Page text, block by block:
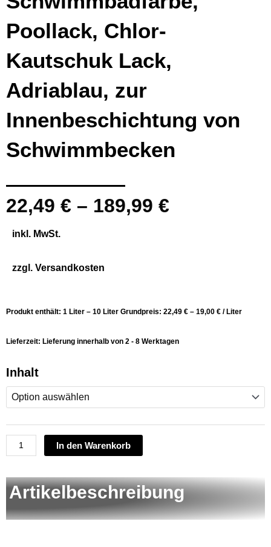
Poollack, Chlor-
Kautschuk Lack,
Adriablau, zur
Innenbeschichtung von
Schwimmbecken
22,49 € – 189,99 €
inkl. MwSt.
zzgl. Versandkosten
Produkt enthält: 1 Liter – 10 Liter Grundpreis: 22,49 € – 19,00 € / Liter
Lieferzeit: Lieferung innerhalb von 2 - 8 Werktagen
Inhalt
Schwimmbadfarbe,
Poollack,
Chlor-
Adriablau,
Innenbeschichtung
von
In den Warenkorb
Artikelbeschreibung